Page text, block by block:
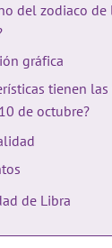
del zodiaco
gráfica
tienen
de octubre?
de Libra